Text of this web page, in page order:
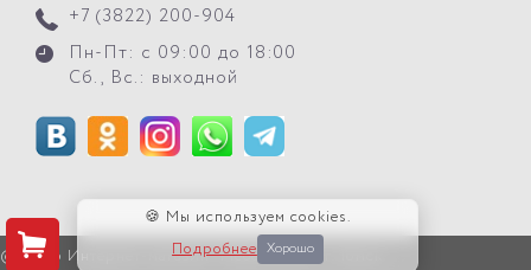
+7 (3822) 200-904
Пн-Пт: с 09:00 до 18:00
Сб., Вс.: выходной
© 2026 Интернет-магазин "Мебель БиН" г. Томск
🍪 Мы используем cookies.
Подробнее Хорошо